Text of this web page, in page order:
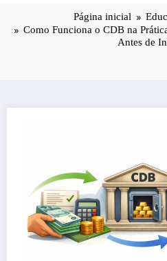
Página inicial
Como Funciona o CDB na
Antes de